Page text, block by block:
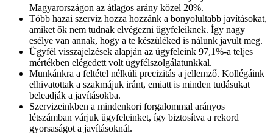
Magyarországon az átlagos arány közel 20%.
Több hazai szerviz hozza hozzánk a bonyolultabb javításokat,
amiket ők nem tudnak elvégezni ügyfeleiknek. Így nagy
esélye van annak, hogy a te készüléked is nálunk javult meg.
Ügyfél visszajelzések alapján az ügyfeleink 97,1%-a teljes
mértékben elégedett volt ügyfélszolgálatunkkal.
Munkánkra a feltétel nélküli precizitás a jellemző. Kollégáink
elhivatottak a szakmájuk iránt, emiatt is minden tudásukat
beleadják a javításokba.
Szervizeinkben a mindenkori forgalommal arányos
létszámban várjuk ügyfeleinket, így biztosítva a rekord
gyorsaságot a javításoknál.